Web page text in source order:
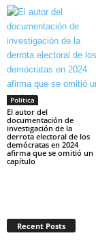
Politica
El autor del
documentación de
investigación de la
derrota electoral de los
demócratas en 2024
afirma que se omitió un
capítulo
Recent Posts